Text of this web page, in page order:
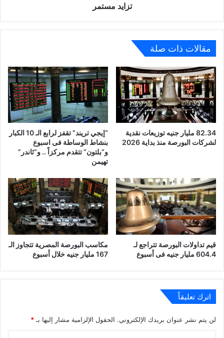
تزايد مستمر
مقالات ذات صلة
82.34 مليار جنيه توزيعات نقدية
لشركات البورصة منذ بداية 2026
“إيجي تريند” تقفز لرابع الـ 10 الكبار
بنشاط الوساطة فى اسبوع
و”بلتون” تتقدم مركزاً .. و”ثاندر”
تهيمن
قيم تداولات البورصة تتراجع لـ
604.4 مليار جنيه فى أسبوع
مكاسب البورصة المصرية تتجاوز الـ
167 مليار جنيه خلال أسبوع
اترك تعليقاً
لن يتم نشر عنوان بريدك الإلكتروني. الحقول الإلزامية مشار إليها بـ*